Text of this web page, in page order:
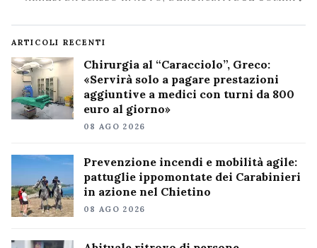
ARTICOLI RECENTI
Chirurgia al “Caracciolo”, Greco:
«Servirà solo a pagare prestazioni
aggiuntive a medici con turni da 800
euro al giorno»
08 AGO 2026
Prevenzione incendi e mobilità agile:
pattuglie ippomontate dei Carabinieri
in azione nel Chietino
08 AGO 2026